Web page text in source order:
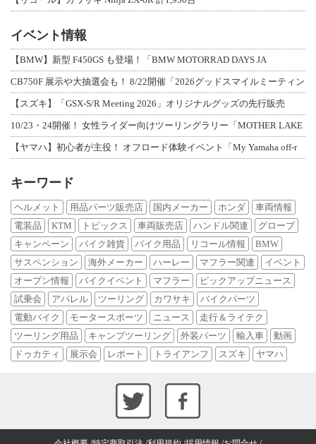
イベント情報
【BMW】新型 F450GS も登場！「BMW MOTORRAD DAYS JA
CB750F 展示や大抽選会も！ 8/22開催「2026グッドスマイルミーティン
【スズキ】「GSX-S/R Meeting 2026」オリジナルグッズの先行販売
10/23・24開催！ 女性ライダー向けツーリングラリー「MOTHER LAKE
【ヤマハ】初心者が主役！ オフロード体験イベント「My Yamaha off-r
キーワード
ヘルメット 用品パーツ販売店 国内メーカー ホンダ
車両情報
電装品
KTM トピックス 車両販売店 ハンドル関連
グローブ
キャンペーン
バイク雑貨 バイク用品 リコール情報
BMW
サスペンション
海外メーカー ハーレー マフラー関連
イベント
オープン情報
バイクイベント マフラー
ピックアップニュース
試乗会
アパレル ツーリング カワサキ
バイクパーツ
電動バイク
モータースポーツ ニュース
走行＆ライテク
ツーリング用品
キャンプツーリング 外装パーツ 輸入車
動画
ドゥカティ
展示会 レポート トライアンフ スズキ ヤマハ